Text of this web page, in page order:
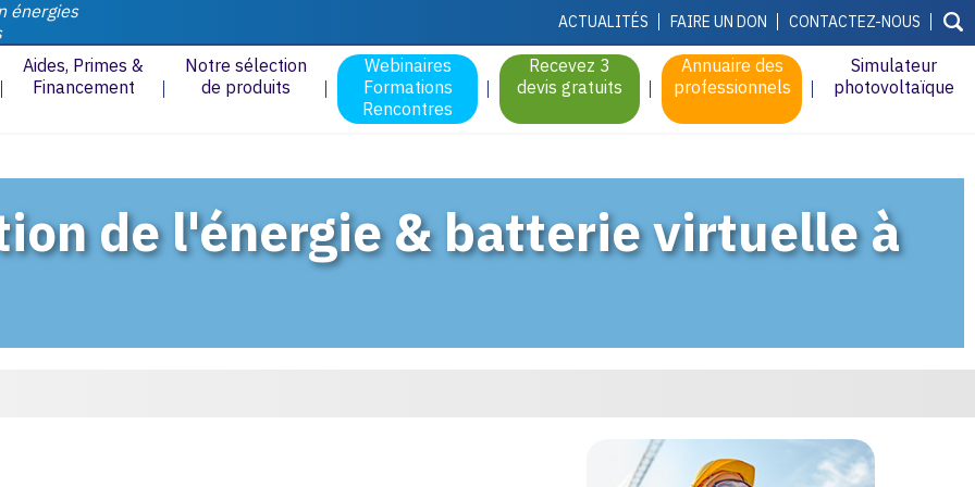
énergies
ACTUALITÉS FAIRE UN DON CONTACTEZ-NOUS
Aides, Primes &
Financement
Notre sélection
de produits
Webinaires
Formations
Rencontres
Recevez 3
devis gratuits
Annuaire des
professionnels
Simulateur
photovoltaïque
de l'énergie & batterie virtuelle à